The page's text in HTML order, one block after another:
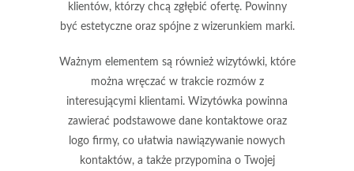
klientów, którzy chcą zgłębić ofertę. Powinny
być estetyczne oraz spójne z wizerunkiem marki.
Ważnym elementem są również wizytówki, które
można wręczać w trakcie rozmów z
interesującymi klientami. Wizytówka powinna
zawierać podstawowe dane kontaktowe oraz
logo firmy, co ułatwia nawiązywanie nowych
kontaktów, a także przypomina o Twojej